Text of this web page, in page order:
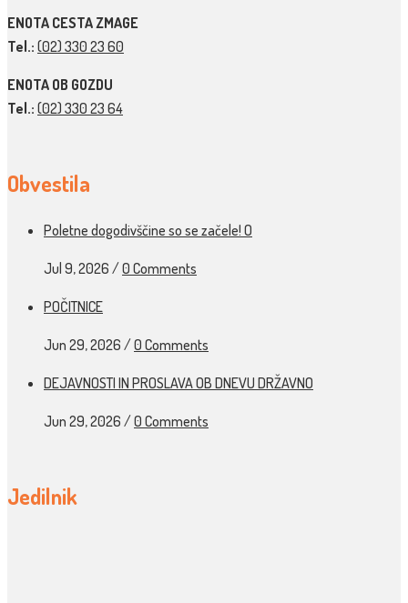
ENOTA CESTA ZMAGE
Tel.: (02) 330 23 60
ENOTA OB GOZDU
Tel.: (02) 330 23 64
Obvestila
Poletne dogodivščine so se začele! O
Jul 9, 2026 /0 Comments
POČITNICE
Jun 29, 2026 /0 Comments
DEJAVNOSTI IN PROSLAVA OB DNEVU DRŽAVNO
Jun 29, 2026 /0 Comments
Jedilnik